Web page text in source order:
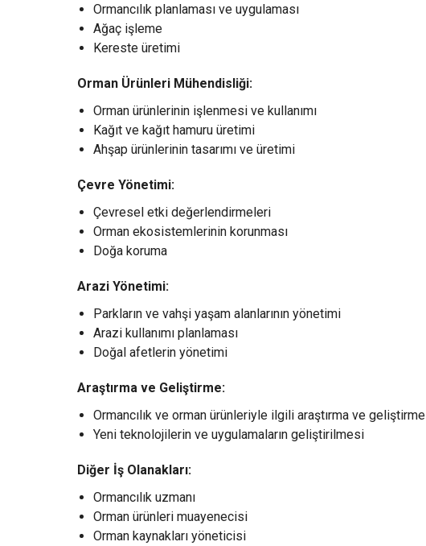
Ormancılık planlaması ve uygulaması
Ağaç işleme
Kereste üretimi
Orman Ürünleri Mühendisliği:
Orman ürünlerinin işlenmesi ve kullanımı
Kağıt ve kağıt hamuru üretimi
Ahşap ürünlerinin tasarımı ve üretimi
Çevre Yönetimi:
Çevresel etki değerlendirmeleri
Orman ekosistemlerinin korunması
Doğa koruma
Arazi Yönetimi:
Parkların ve vahşi yaşam alanlarının yönetimi
Arazi kullanımı planlaması
Doğal afetlerin yönetimi
Araştırma ve Geliştirme:
Ormancılık ve orman ürünleriyle ilgili araştırma ve geliştirme
Yeni teknolojilerin ve uygulamaların geliştirilmesi
Diğer İş Olanakları:
Ormancılık uzmanı
Orman ürünleri muayenecisi
Orman kaynakları yöneticisi